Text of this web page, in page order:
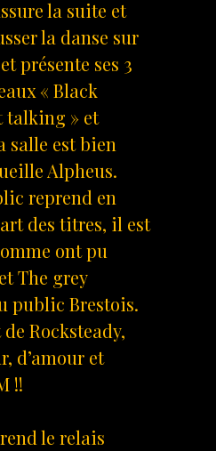
la suite et
la danse sur
présente ses 3
« Black
talking » et
salle est bien
Alpheus.
reprend en
des titres, il est
ont pu
The grey
public Brestois.
de Rocksteady,
d’amour et
!!
le relais